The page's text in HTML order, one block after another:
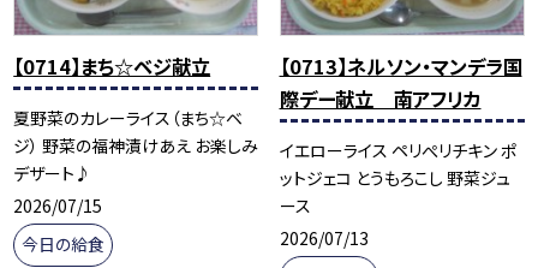
【0714】まち☆ベジ献立
夏野菜のカレーライス（まち☆ベ
ジ） 野菜の福神漬けあえ お楽しみ
デザート♪
2026/07/15
今日の給食
【0713】ネルソン・マンデラ国
際デー献立 南アフリカ
イエローライス ペリぺリチキン ポ
ットジェコ とうもろこし 野菜ジュ
ース
2026/07/13